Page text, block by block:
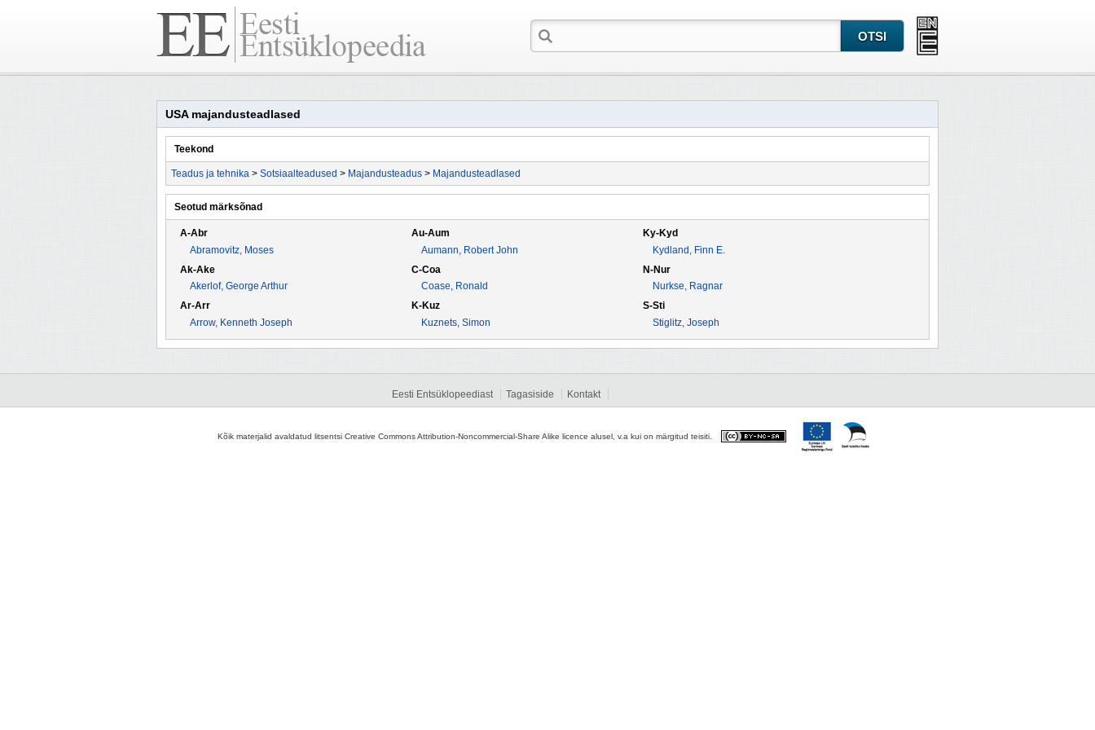
USA majandusteadlased
Teekond
Teadus ja tehnika > Sotsiaalteadused > Majandusteadus > Majandusteadlased
Seotud märksõnad
A-Abr
Abramovitz, Moses
Ak-Ake
Akerlof, George Arthur
Ar-Arr
Arrow, Kenneth Joseph
Au-Aum
Aumann, Robert John
C-Coa
Coase, Ronald
K-Kuz
Kuznets, Simon
Ky-Kyd
Kydland, Finn E.
N-Nur
Nurkse, Ragnar
S-Sti
Stiglitz, Joseph
Eesti Entsüklopeediast Tagasiside Kontakt
Kõik materjalid avaldatud litsentsi Creative Commons Attribution-Noncommercial-Share Alike licence alusel, v.a kui on märgitud teisiti.